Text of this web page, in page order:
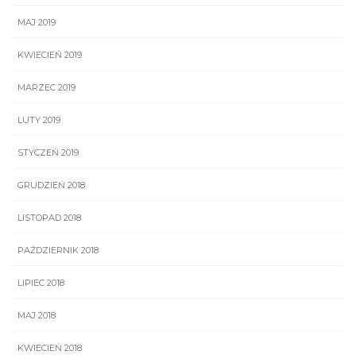
MAJ 2019
KWIECIEŃ 2019
MARZEC 2019
LUTY 2019
STYCZEŃ 2019
GRUDZIEŃ 2018
LISTOPAD 2018
PAŹDZIERNIK 2018
LIPIEC 2018
MAJ 2018
KWIECIEŃ 2018